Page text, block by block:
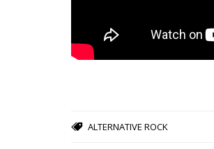
ALTERNATIVE ROCK